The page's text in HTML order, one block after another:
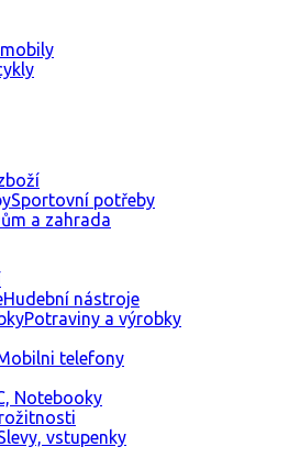
Sportovní potřeby
a zahrada
Hudební nástroje
Potraviny a výrobky
telefony
Notebooky
vstupenky